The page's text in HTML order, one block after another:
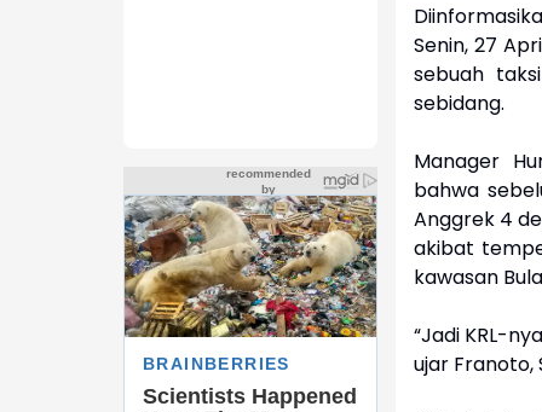
Senin, 27
sebuah
sebidang.
Manager
bahwa
Anggrek 4
akibat
kawasan
“Jadi KRL-
ujar Franoto,